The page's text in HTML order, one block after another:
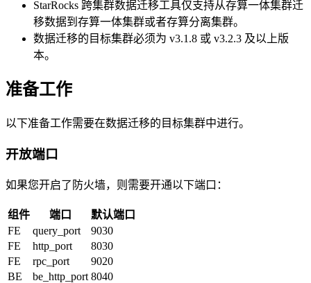
StarRocks 跨集群数据迁移工具仅支持从存算一体集群迁
移数据到存算一体集群或者存算分离集群。
数据迁移的目标集群必须为 v3.1.8 或 v3.2.3 及以上版
本。
准备工作
以下准备工作需要在数据迁移的目标集群中进行。
开放端口
如果您开启了防火墙，则需要开通以下端口：
组件 端口
默认端口
FE
query_port
9030
FE
http_port
8030
FE
rpc_port
9020
BE
be_http_port 8040